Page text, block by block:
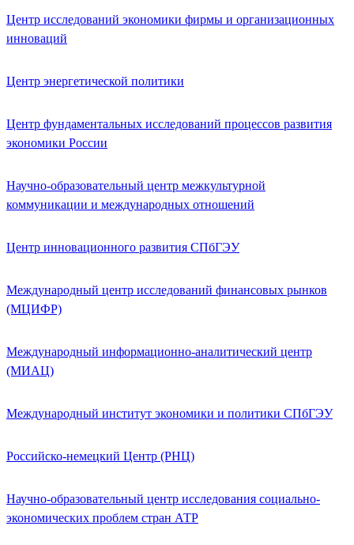
Центр исследований экономики фирмы и организационных
инноваций
Центр энергетической политики
Центр фундаментальных исследований процессов развития
экономики России
Научно-образовательный центр межкультурной
коммуникации и международных отношений
Центр инновационного развития СПбГЭУ
Международный центр исследований финансовых рынков
(МЦИФР)
Международный информационно-аналитический центр
(МИАЦ)
Международный институт экономики и политики СПбГЭУ
Российско-немецкий Центр (РНЦ)
Научно-образовательный центр исследования социально-
экономических проблем стран АТР